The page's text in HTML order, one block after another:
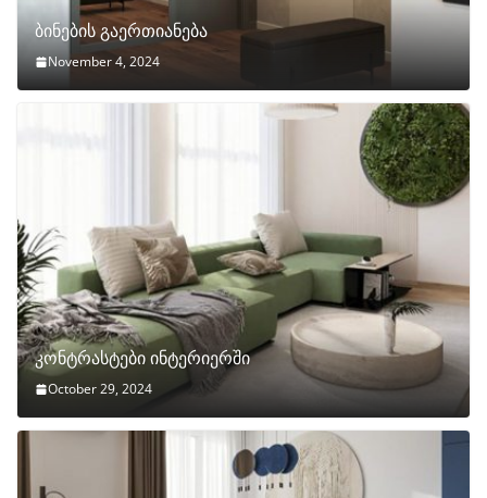
ბინების გაერთიანება
November 4, 2024
კონტრასტები ინტერიერში
October 29, 2024